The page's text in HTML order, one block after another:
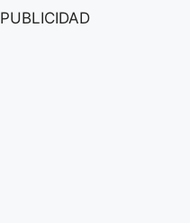
PUBLICIDAD